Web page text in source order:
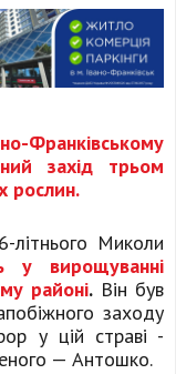
Франківському
захід трьом
рослин.
літнього Миколи
у вирощуванні
районі.Він був
заходу
у цій страві -
— Антошко.